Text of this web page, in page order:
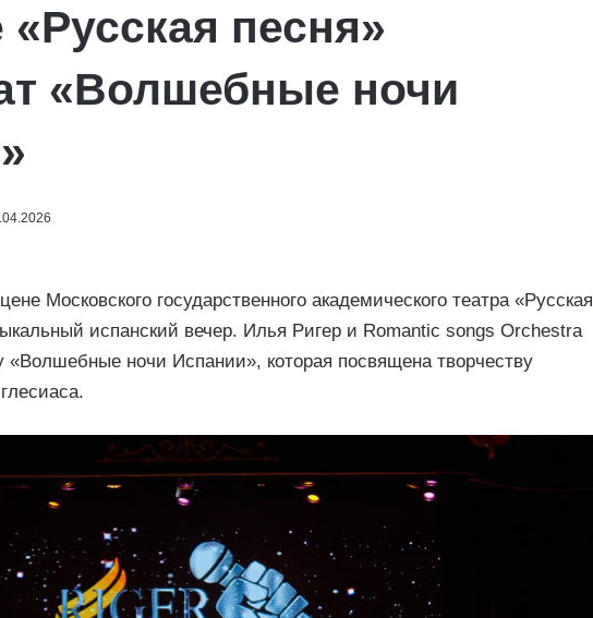
«Русская песня»
«Волшебные ночи
Московского государственного академического театра «Русская
испанский вечер. Илья Ригер и Romantic songs Orchestra
«Волшебные ночи Испании», которая посвящена творчеству